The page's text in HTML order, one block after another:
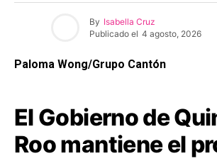
By Isabella Cruz
Publicado el 4 agosto, 2026
Paloma Wong/Grupo Cantón
El Gobierno de
Roo mantiene el